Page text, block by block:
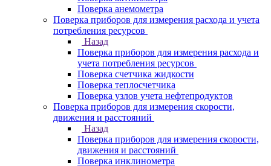
Поверка анемометра
Поверка приборов для измерения расхода и учета
потребления ресурсов
Назад
Поверка приборов для измерения расхода и
учета потребления ресурсов
Поверка счетчика жидкости
Поверка теплосчетчика
Поверка узлов учета нефтепродуктов
Поверка приборов для измерения скорости,
движения и расстояний
Назад
Поверка приборов для измерения скорости,
движения и расстояний
Поверка инклинометра